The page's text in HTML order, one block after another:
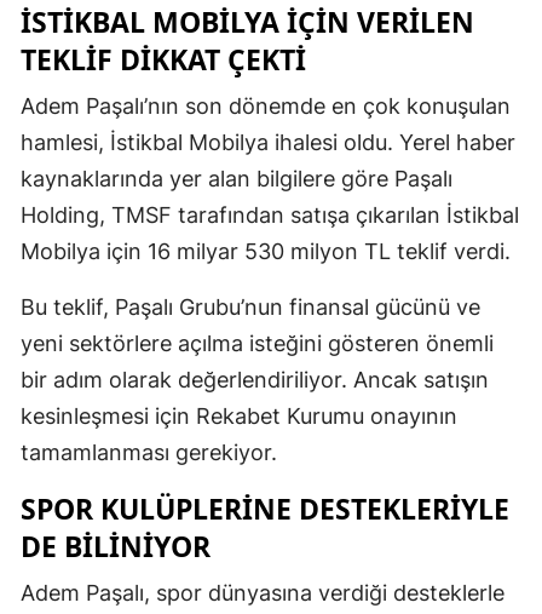
İSTİKBAL MOBİLYA İÇİN VERİLEN
TEKLİF DİKKAT ÇEKTİ
Adem Paşalı’nın son dönemde en çok konuşulan
hamlesi, İstikbal Mobilya ihalesi oldu. Yerel haber
kaynaklarında yer alan bilgilere göre Paşalı
Holding, TMSF tarafından satışa çıkarılan İstikbal
Mobilya için 16 milyar 530 milyon TL teklif verdi.
Bu teklif, Paşalı Grubu’nun finansal gücünü ve
yeni sektörlere açılma isteğini gösteren önemli
bir adım olarak değerlendiriliyor. Ancak satışın
kesinleşmesi için Rekabet Kurumu onayının
tamamlanması gerekiyor.
SPOR KULÜPLERİNE DESTEKLERİYLE
DE BİLİNİYOR
Adem Paşalı, spor dünyasına verdiği desteklerle